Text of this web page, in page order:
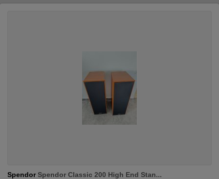
SpendorSpendor Classic 200 High End Stan...